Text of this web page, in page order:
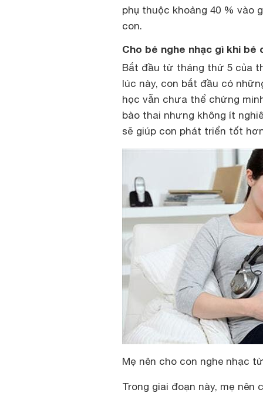
phụ thuộc khoảng 40 % vào
con.
Cho bé nghe nhạc gì khi
Bắt đầu từ tháng thứ 5 của
lúc này, con bắt đầu có
học vẫn chưa thể chứng
bào thai nhưng không ít
sẽ giúp con phát triển tốt
Mẹ nên cho con nghe nhạc
Trong giai đoạn này, mẹ nên